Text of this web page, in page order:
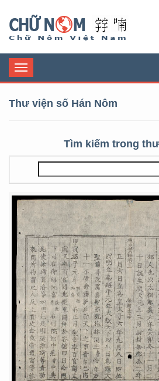
Toggle
navigation
Thư viện số Hán Nôm
Tìm kiếm trong